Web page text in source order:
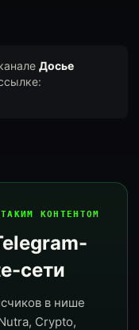
Досье
КОНТЕНТОМ
сети
в нише
Crypto,